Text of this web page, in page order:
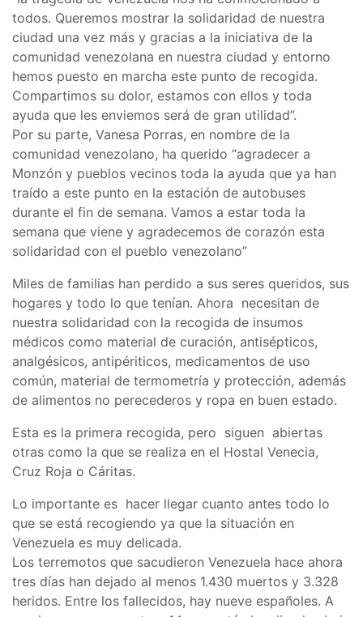
todos. Queremos mostrar la solidaridad de nuestra
ciudad una vez más y gracias a la iniciativa de la
comunidad venezolana en nuestra ciudad y entorno
hemos puesto en marcha este punto de recogida.
Compartimos su dolor, estamos con ellos y toda
ayuda que les enviemos será de gran utilidad”.
Por su parte, Vanesa Porras, en nombre de la
comunidad venezolano, ha querido “agradecer a
Monzón y pueblos vecinos toda la ayuda que ya han
traído a este punto en la estación de autobuses
durante el fin de semana. Vamos a estar toda la
semana que viene y agradecemos de corazón esta
solidaridad con el pueblo venezolano”
Miles de familias han perdido a sus seres queridos, sus
hogares y todo lo que tenían. Ahora necesitan de
nuestra solidaridad con la recogida de insumos
médicos como material de curación, antisépticos,
analgésicos, antipériticos, medicamentos de uso
común, material de termometría y protección, además
de alimentos no perecederos y ropa en buen estado.
Esta es la primera recogida, pero siguen abiertas
otras como la que se realiza en el Hostal Venecia,
Cruz Roja o Cáritas.
Lo importante es hacer llegar cuanto antes todo lo
que se está recogiendo ya que la situación en
Venezuela es muy delicada.
Los terremotos que sacudieron Venezuela hace ahora
tres días han dejado al menos 1.430 muertos y 3.328
heridos. Entre los fallecidos, hay nueve españoles. A